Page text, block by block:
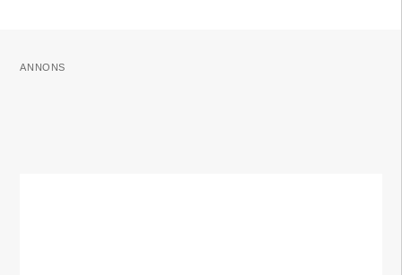
ANNONS